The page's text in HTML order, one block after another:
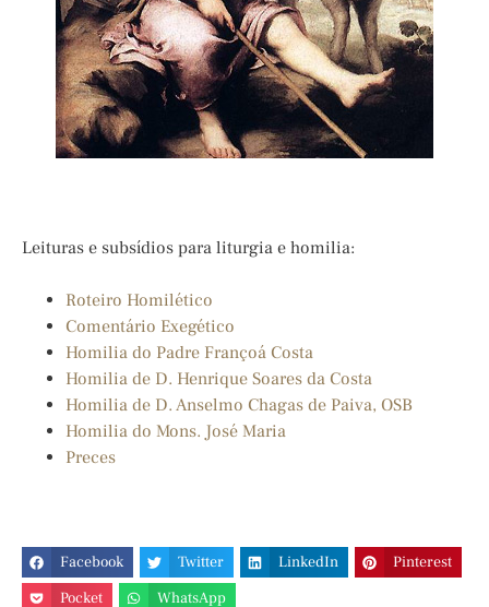
Leituras e subsídios para liturgia e homilia:
Roteiro Homilético
Comentário Exegético
Homilia do Padre Françoá Costa
Homilia de D. Henrique Soares da Costa
Homilia de D. Anselmo Chagas de Paiva, OSB
Homilia do Mons. José Maria
Preces
Facebook Twitter LinkedIn
Pinterest
Pocket
WhatsApp